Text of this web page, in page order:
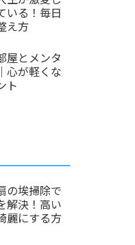
いる！毎日
え方
屋とメンタ
心が軽くな
ト
の埃掃除で
解決！高い
麗にする方